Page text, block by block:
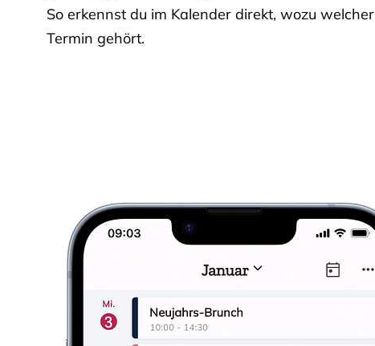
So erkennst du im Kalender direkt, wozu welcher
Termin gehört.